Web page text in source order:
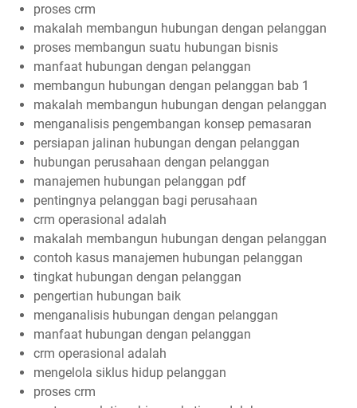
proses crm
makalah membangun hubungan dengan pelanggan
proses membangun suatu hubungan bisnis
manfaat hubungan dengan pelanggan
membangun hubungan dengan pelanggan bab 1
makalah membangun hubungan dengan pelanggan
menganalisis pengembangan konsep pemasaran
persiapan jalinan hubungan dengan pelanggan
hubungan perusahaan dengan pelanggan
manajemen hubungan pelanggan pdf
pentingnya pelanggan bagi perusahaan
crm operasional adalah
makalah membangun hubungan dengan pelanggan
contoh kasus manajemen hubungan pelanggan
tingkat hubungan dengan pelanggan
pengertian hubungan baik
menganalisis hubungan dengan pelanggan
manfaat hubungan dengan pelanggan
crm operasional adalah
mengelola siklus hidup pelanggan
proses crm